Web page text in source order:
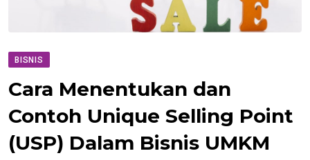
BISNIS
Cara Menentukan dan
Contoh Unique Selling Point
(USP) Dalam Bisnis UMKM